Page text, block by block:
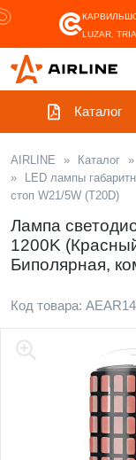
LUZAR,
Каталог
AIRLINE » Каталог »
»
LED лампы
стоп W21/5W (T20D)
Лампа
1200K
Биполярная,
Код товара: